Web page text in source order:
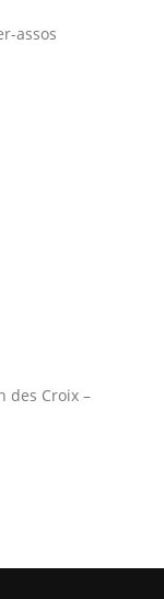
assos
des Croix –